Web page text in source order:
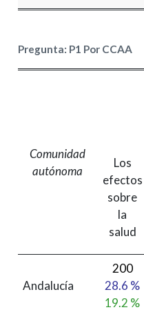
Pregunta: P1 Por CCAA
Comunidad
autónoma
Los
efectos
sobre
la
salud
Andalucía
200
28.6 %
19.2 %